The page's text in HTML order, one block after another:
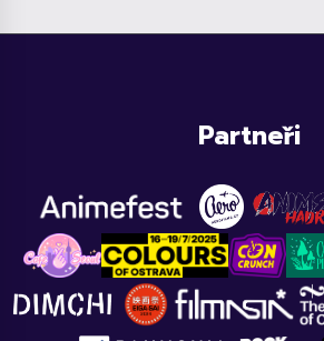
Partneři